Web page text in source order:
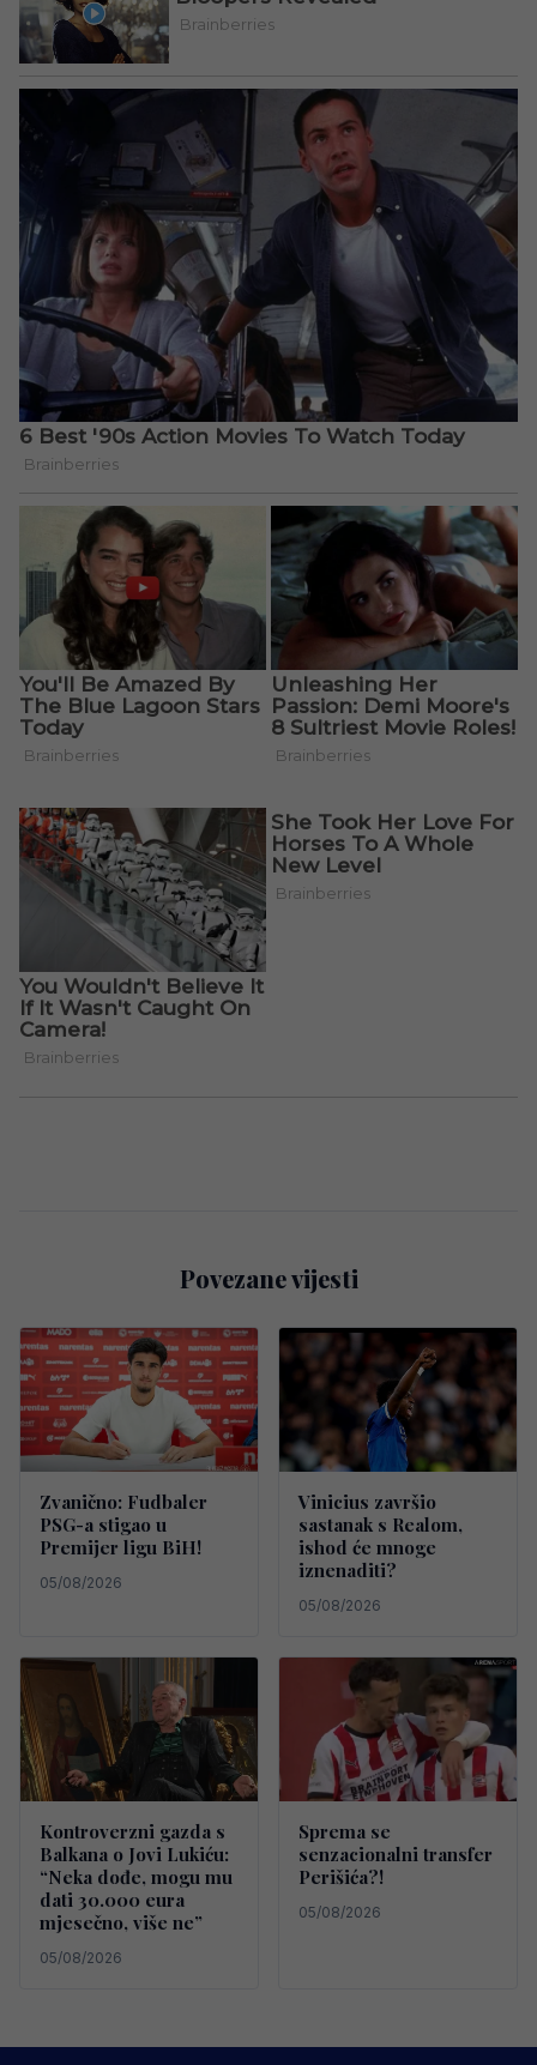
Povezane vijesti
Zvanično: Fudbaler
PSG-a stigao u
Premijer ligu BiH!
05/08/2026
Vinicius završio
sastanak s Realom,
ishod će mnoge
iznenaditi?
05/08/2026
Kontroverzni gazda s
Balkana o Jovi Lukiću:
“Neka dođe, mogu mu
dati 30.000 eura
mjesečno, više ne”
05/08/2026
Sprema se
senzacionalni transfer
Perišića?!
05/08/2026